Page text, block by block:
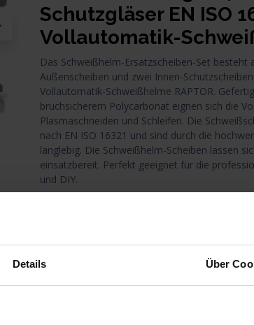
Details Über
Schutzgläser EN ISO
Vollautomatik-
Das Schweißhelm-Ersatzscheiben-Set besteht
Außenscheiben und zwei Innen-
Vollautomatik-Schweißhelme RAPTOR.
bruchsicherem Polycarbonat eignen sich die
Plasmaschneiden und Schleifen. Die
nach EN ISO 16321 und sind durch die
langlebig. Die Schweißhelm-Scheiben lassen
einsatzbereit. Perfekt geeignet für die
und DIY.
in den